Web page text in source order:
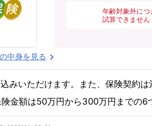
年齢対象外につ
試算できません
中身を見る
みいただけます。また、保険契約は
金額は50万円から300万円までの6